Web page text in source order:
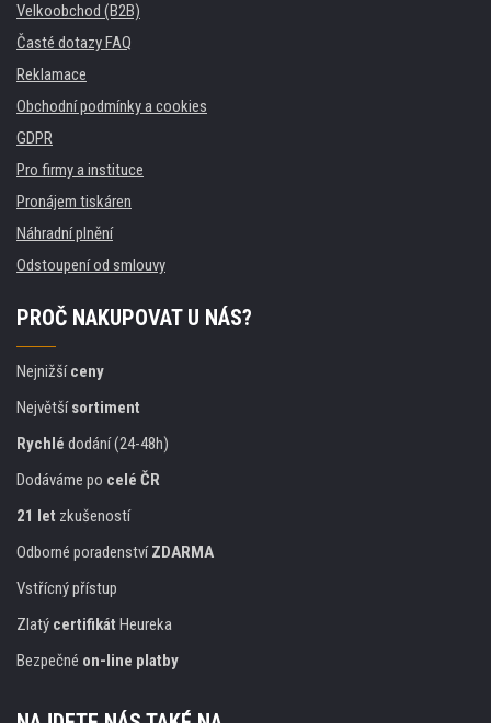
Velkoobchod (B2B)
Časté dotazy FAQ
Reklamace
Obchodní podmínky a cookies
GDPR
Pro firmy a instituce
Pronájem tiskáren
Náhradní plnění
Odstoupení od smlouvy
PROČ NAKUPOVAT U NÁS?
Nejnižšíceny
Největšísortiment
Rychlé dodání (24-48h)
Dodáváme po celé ČR
21 let zkušeností
Odborné poradenstvíZDARMA
Vstřícný přístup
Zlatý certifikát Heureka
Bezpečné on-line platby